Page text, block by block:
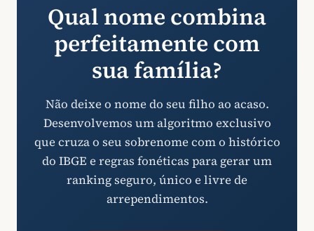
Qual nome combina
perfeitamente com
sua família?
Não deixe o nome do seu filho ao acaso.
Desenvolvemos um algoritmo exclusivo
que cruza o seu sobrenome com o histórico
do IBGE e regras fonéticas para gerar um
ranking seguro, único e livre de
arrependimentos.